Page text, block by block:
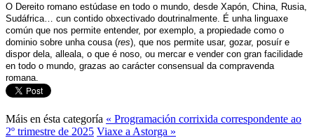
O Dereito romano estúdase en todo o mundo, desde Xapón, China, Rusia,
Sudáfrica… cun contido obxectivado doutrinalmente. É unha linguaxe
común que nos permite entender, por exemplo, a propiedade como o
dominio sobre unha cousa (res), que nos permite usar, gozar, posuír e
dispor dela, alleala, o que é noso, ou mercar e vender con gran facilidade
en todo o mundo, grazas ao carácter consensual da compravenda
romana.
Máis en ésta categoría « Programación corrixida correspondente ao
2º trimestre de 2025 Viaxe a Astorga »